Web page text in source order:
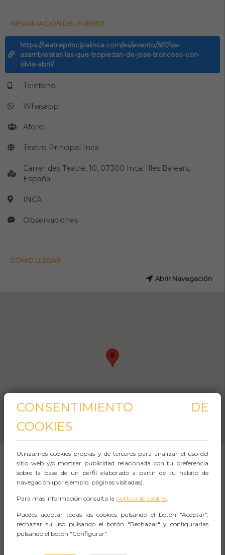
SOBRE EL EVENTO
Una comedia griega para el público de hoy
Es una visión contemporánea del textoLa
INFORMACIÓN DEL EVENTO
https://teatreprincipalinca.com/es/evento/557/las-
asambleistas-las-que-tropiezan-de-jose-troncoso-con-
silvia-abril/
Teléfono
Whasapp
Aforo:
Teatro Principal Inca
Carrer des Teatre, 10, 07300 Inca, Illes Balears,
España
INCA
Observaciones
CÓMO LLEGAR
Abrir Navegación
CONSENTIMIENTO DE
COOKIES
Utilizamos cookies propias y de terceros para analizar el uso del
sitio web y/o mostrar publicidad relacionada con tu preferencia
sobre la base de un perfil elaborado a partir de tu hábito de
navegación (por ejemplo, páginas visitadas).
Para más información consulta la política de cookies.
Puedes aceptar todas las cookies pulsando el botón "Aceptar",
rechazar su uso pulsando el botón "Rechazar" y configurarlas
pulsando el botón "Configurar".